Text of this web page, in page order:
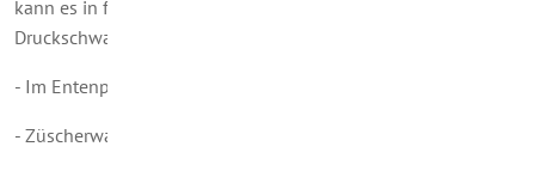
kann es in folgenden Straßen bzw. Straßenabschnitten zu
Druckschwankungen und Druckabfall kommen:
- Im Entenpfuhl
- Züscherwaldstraße ab Einmündung Im Entenpfuhl